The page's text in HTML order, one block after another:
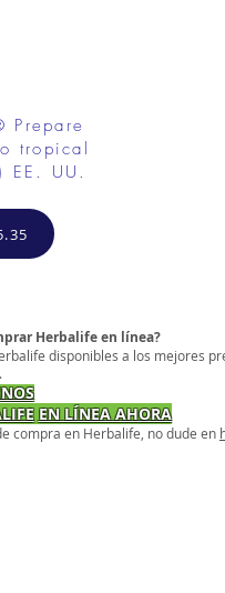
Prepare
tropical
EE. UU.
Herbalife en línea?
disponibles a los mejores
EN LÍNEA AHORA
compra en Herbalife, no dude en